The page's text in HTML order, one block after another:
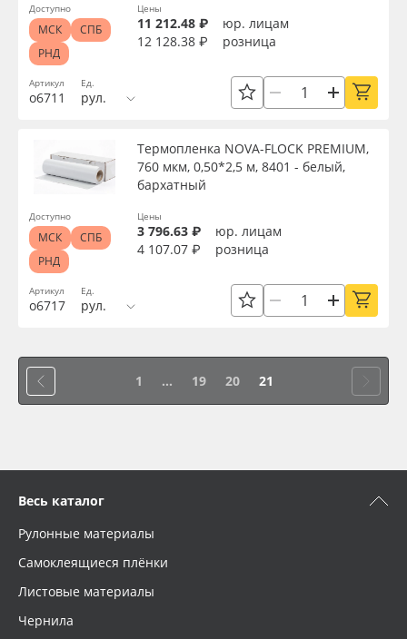
Артикул
о6711
Ед.
рул.
Цены
11 212.48 ₽
юр. лицам
12 128.38 ₽
розница
Доступно
МСК
СПБ
РНД
Артикул
о6717
Термопленка NOVA-FLOCK PREMIUM,
760 мкм, 0,50*2,5 м, 8401 - белый,
бархатный
Ед.
рул.
Цены
3 796.63 ₽
юр. лицам
4 107.07 ₽
розница
Доступно
МСК
СПБ
РНД
1 ... 19 20 21
Весь каталог
Рулонные материалы
Самоклеящиеся плёнки
Листовые материалы
Чернила